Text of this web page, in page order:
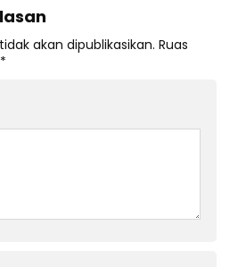
akan dipublikasikan. Ruas
*